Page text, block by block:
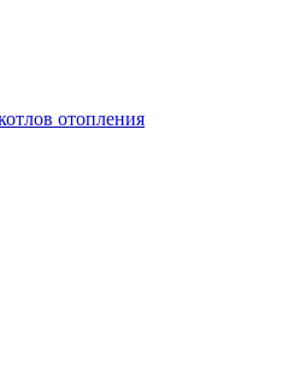
отопления